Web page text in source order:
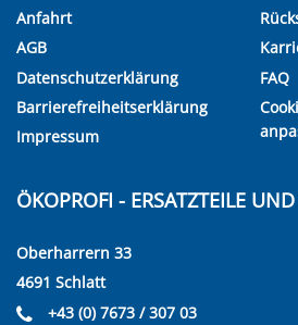
Anfahrt
AGB
Datenschutzerklärung
Barrierefreiheitserklärung
Impressum
FAQ
ÖKOPROFI - ERSATZTEILE
Oberharrern 33
4691 Schlatt
+43 (0) 7673 / 307 03